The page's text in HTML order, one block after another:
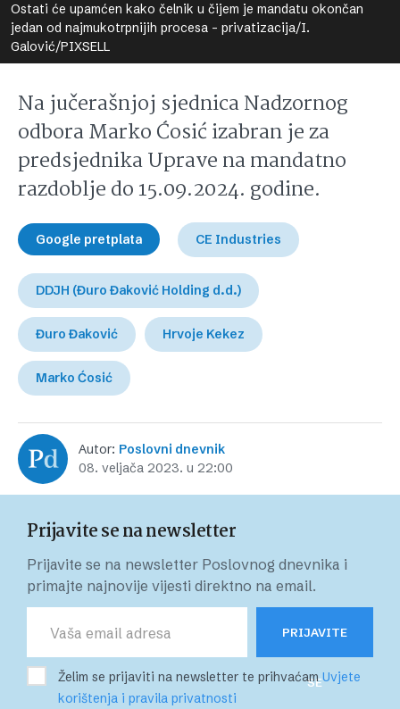
Ostati će upamćen kako čelnik u čijem je mandatu okončan
jedan od najmukotrpnijih procesa - privatizacija/I.
Galović/PIXSELL
Na jučerašnjoj sjednica Nadzornog
odbora Marko Ćosić izabran je za
predsjednika Uprave na mandatno
razdoblje do 15.09.2024. godine.
Google pretplata CE Industries
DDJH (Đuro Đaković Holding d.d.)
Đuro Đaković Hrvoje Kekez
Marko Ćosić
Autor: Poslovni dnevnik
08. veljača 2023. u 22:00
Prijavite se na newsletter
Prijavite se na newsletter Poslovnog dnevnika i
primajte najnovije vijesti direktno na email.
PRIJAVITE
SE
Želim se prijaviti na newsletter te prihvaćamUvjete
korištenja i pravila privatnosti